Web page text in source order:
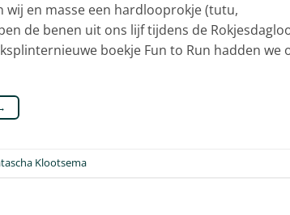
wij en masse een hardlooprokje (tutu,
de benen uit ons lijf tijdens de
boekje Fun to Run hadden we
Klootsema